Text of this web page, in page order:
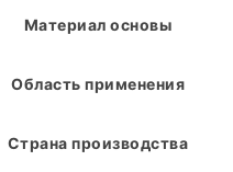
Материал основы
Область применения
Страна производства